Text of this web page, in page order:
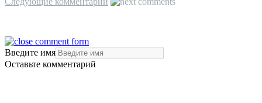
Введите имя
Оставьте комментарий